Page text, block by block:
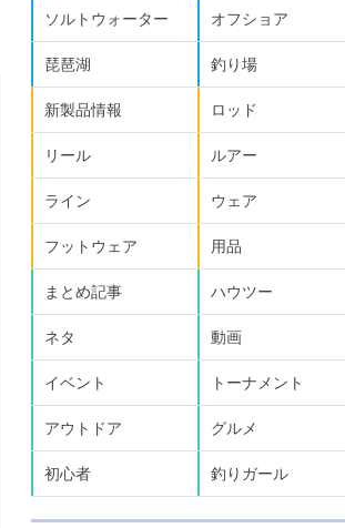
ソルトウォーター オフショア
琵琶湖 釣り場
新製品情報 ロッド
リール ルアー
ライン ウェア
フットウェア 用品
まとめ記事 ハウツー
ネタ 動画
イベント トーナメント
アウトドア グルメ
初心者 釣りガール